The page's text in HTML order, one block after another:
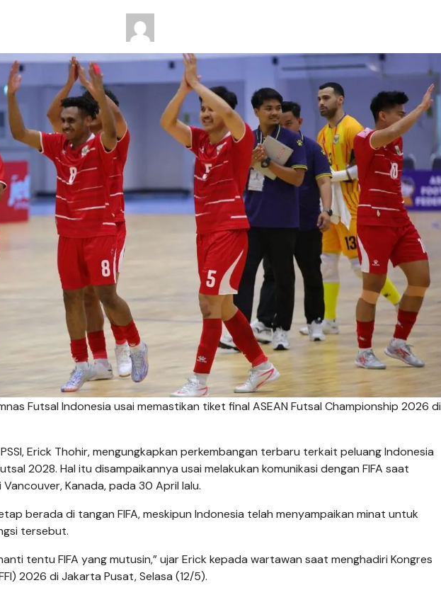
Futsal Indonesia usai memastikan tiket final ASEAN Futsal Championship 2026 di
E­rick Thohir, mengungkapkan perkembangan terbaru terkait peluang Indonesia
2028. Hal itu disampaikannya usai melakukan komunikasi de­ngan FIFA saat
Kanada, pada 30 April lalu.
berada di tangan FIFA, meskipun Indonesia telah menyampaikan minat untuk
tersebut.
tentu FIFA yang mutusin,” ujar Erick kepada wartawan saat meng­hadiri Kongres
2026 di Jakarta Pusat, Selasa (12/5).